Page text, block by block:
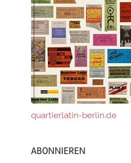
quartierlatin-berlin.de
ABONNIEREN